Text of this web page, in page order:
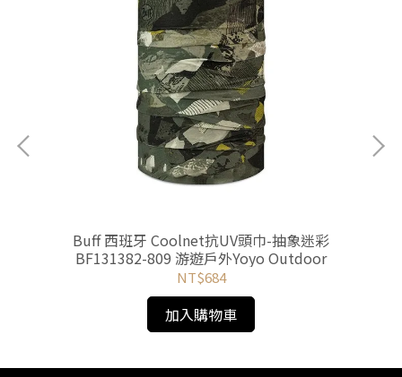
Buff 西班牙 Coolnet抗UV頭巾-抽象迷彩
BF131382-809 游遊戶外Yoyo Outdoor
NT$684
加入購物車